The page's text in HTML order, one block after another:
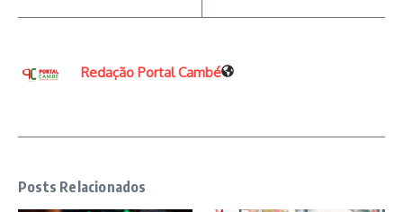
Redação Portal Cambé
Posts Relacionados